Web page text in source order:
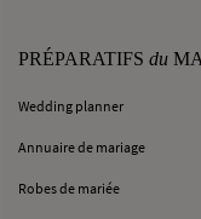
PRÉPARATIFS du
Wedding planner
Annuaire de mariage
Robes de mariée